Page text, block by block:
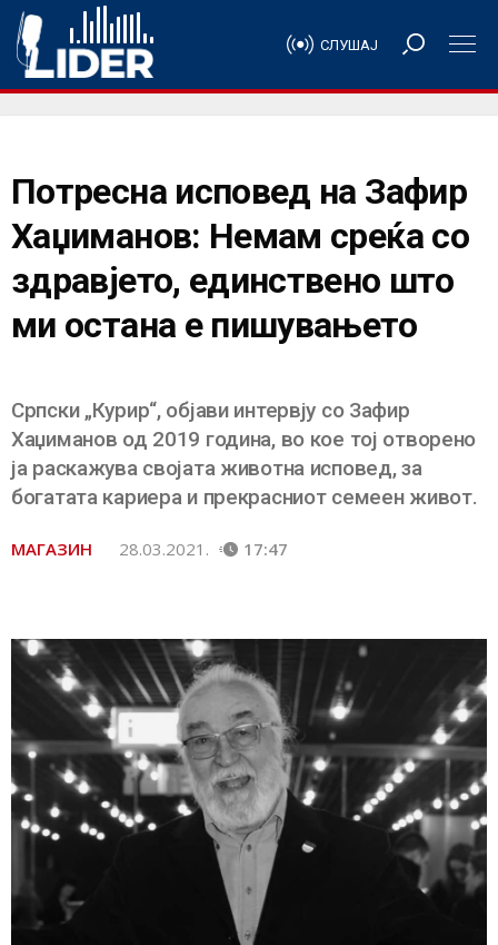
СЛУШАЈ
Потресна исповед на Зафир
Хаџиманов: Немам среќа со
здравјето, единствено што
ми остана е пишувањето
Српски „Курир“, објави интервју со Зафир
Хаџиманов од 2019 година, во кое тој отворено
ја раскажува својата животна исповед, за
богатата кариера и прекрасниот семеен живот.
МАГАЗИН 28.03.2021. 17:47